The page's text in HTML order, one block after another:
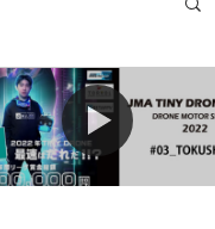
グドローン